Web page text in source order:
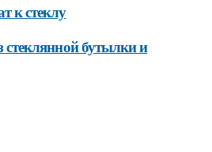
к стеклу
стеклянной бутылки и